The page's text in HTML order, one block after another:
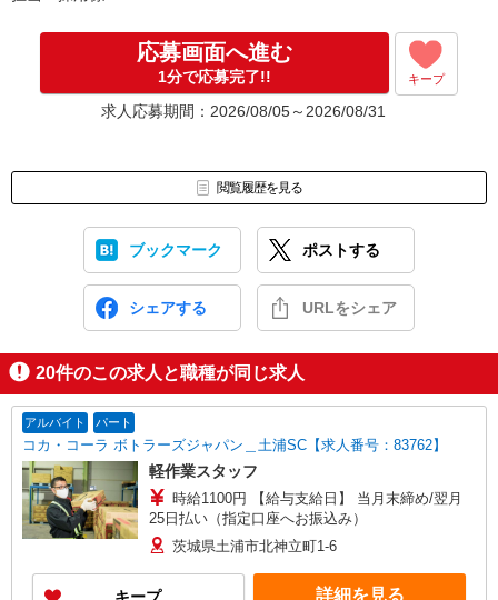
応募⇒最短で2日後からの勤務も可能です！
応募画面へ進む
1分で応募完了!! キープ
求人応募期間：2026/08/05～2026/08/31
閲覧履歴を見る
ブックマーク ポストする
シェアする URLをシェア
20件のこの求人と職種が同じ求人
アルバイト パート
コカ・コーラ ボトラーズジャパン＿土浦SC【求人番号：83762】
軽作業スタッフ
時給1100円 【給与支給日】 当月末締め/翌月
25日払い（指定口座へお振込み）
茨城県土浦市北神立町1-6
詳細を見る